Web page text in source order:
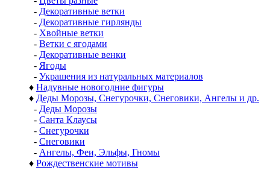
- Декоративные ветки
- Декоративные гирлянды
- Хвойные ветки
- Ветки с ягодами
- Декоративные венки
- Ягоды
- Украшения из натуральных материалов
♦ Надувные новогодние фигуры
♦ Деды Морозы, Снегурочки, Снеговики, Ангелы и др.
- Деды Морозы
- Санта Клаусы
- Снегурочки
- Снеговики
- Ангелы, Феи, Эльфы, Гномы
♦ Рождественские мотивы